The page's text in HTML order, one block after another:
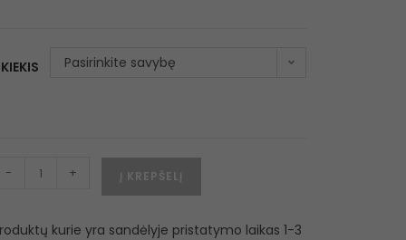
KIEKIS Pasirinkite savybę
- + Į KREPŠELĮ
kurie yra sandėlyje pristatymo laikas 1-3